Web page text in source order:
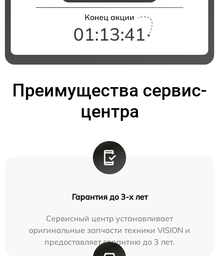
Конец акции
01:13:41
Преимущества сервис-
центра
Гарантия до 3-х лет
Сервисный центр устанавливает
оригинальные запчасти техники VISION и
предоставляет гарантию до 3 лет.